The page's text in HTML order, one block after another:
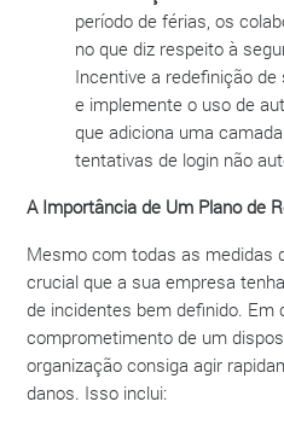
período de férias, os
no que diz respeito à
Incentive a redefinição
e implemente o uso de
que adiciona uma
tentativas de login não
A Importância de Um Plano de
Mesmo com todas as medidas
crucial que a sua empresa
de incidentes bem definido. Em
comprometimento de um
organização consiga agir
danos. Isso inclui: